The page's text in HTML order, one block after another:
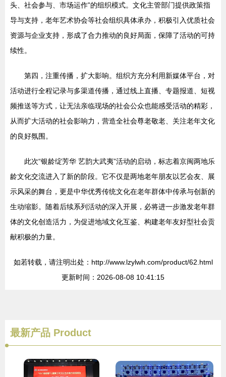
头、社会参与、市场运作”的组织模式。文化主管部门提供政策指
导与支持，老年艺术协会等社会组织具体承办，积极引入优质社会
资源与企业支持，形成了合力推动的良好局面，保障了活动的可持
续性。
第四，注重传播，扩大影响。组织方充分利用新媒体平台，对
活动进行全程记录与多渠道传播，通过线上直播、专题报道、短视
频推送等方式，让无法亲临现场的社会公众也能感受活动的精彩，
从而扩大活动的社会影响力，营造全社会尊老敬老、关注老年文化
的良好氛围。
此次“银龄绽芳华 艺韵大武夷”活动的启动，标志着京闽两地乐
龄文化交流进入了新的阶段。它不仅是两地老年朋友以艺会友、展
示风采的舞台，更是中华优秀传统文化在老年群体中传承与创新的
生动缩影。随着后续系列活动的深入开展，必将进一步激发老年群
体的文化创造活力，为促进地域文化互鉴、构建老年友好型社会贡
献积极的力量。
如若转载，请注明出处：http://www.lzylwh.com/product/62.html
更新时间：2026-08-08 10:41:15
最新产品 Product